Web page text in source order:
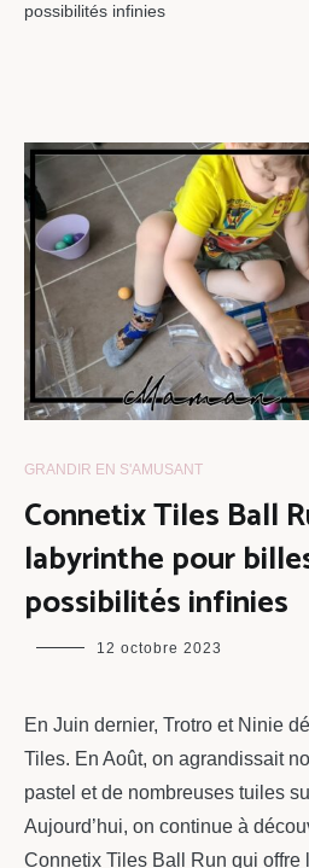
possibilités infinies
GRANDIR EN S'AMUSANT
Connetix Tiles Ball
labyrinthe pour
possibilités infinies
maman
12 octobre 2023
En Juin dernier, Trotro et Ninie
Tiles. En Août, on agrandissait
pastel et de nombreuses tuiles
Aujourd’hui, on continue à
Connetix Tiles Ball Run qui